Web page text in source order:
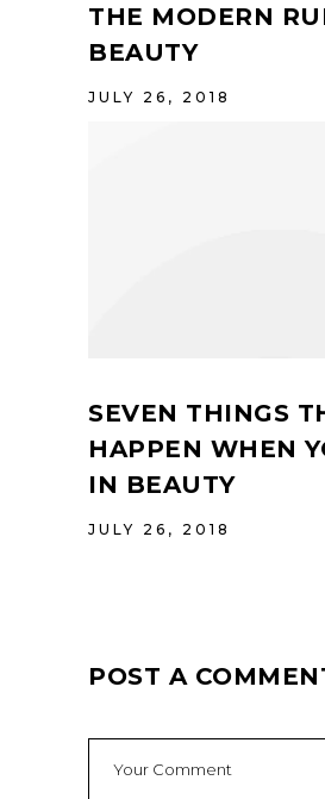
THE MODERN
BEAUTY
JULY 26, 2018
SEVEN THINGS
HAPPEN WHEN
IN BEAUTY
JULY 26, 2018
POST A